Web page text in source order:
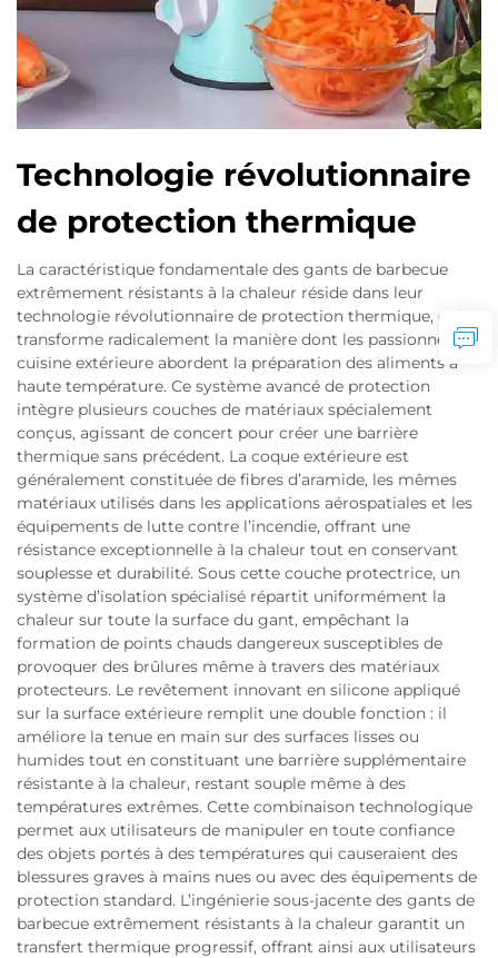
Technologie révolutionnaire
de protection thermique
La caractéristique fondamentale des gants de barbecue
extrêmement résistants à la chaleur réside dans leur
technologie révolutionnaire de protection thermique, qui
transforme radicalement la manière dont les passionnés de
cuisine extérieure abordent la préparation des aliments à
haute température. Ce système avancé de protection
intègre plusieurs couches de matériaux spécialement
conçus, agissant de concert pour créer une barrière
thermique sans précédent. La coque extérieure est
généralement constituée de fibres d’aramide, les mêmes
matériaux utilisés dans les applications aérospatiales et les
équipements de lutte contre l’incendie, offrant une
résistance exceptionnelle à la chaleur tout en conservant
souplesse et durabilité. Sous cette couche protectrice, un
système d’isolation spécialisé répartit uniformément la
chaleur sur toute la surface du gant, empêchant la
formation de points chauds dangereux susceptibles de
provoquer des brûlures même à travers des matériaux
protecteurs. Le revêtement innovant en silicone appliqué
sur la surface extérieure remplit une double fonction : il
améliore la tenue en main sur des surfaces lisses ou
humides tout en constituant une barrière supplémentaire
résistante à la chaleur, restant souple même à des
températures extrêmes. Cette combinaison technologique
permet aux utilisateurs de manipuler en toute confiance
des objets portés à des températures qui causeraient des
blessures graves à mains nues ou avec des équipements de
protection standard. L’ingénierie sous-jacente des gants de
barbecue extrêmement résistants à la chaleur garantit un
transfert thermique progressif, offrant ainsi aux utilisateurs